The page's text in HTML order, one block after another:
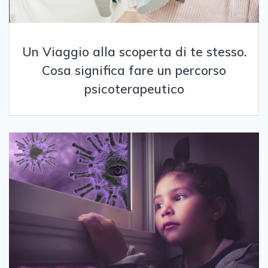
Un Viaggio alla scoperta di te stesso.
Cosa significa fare un percorso
psicoterapeutico